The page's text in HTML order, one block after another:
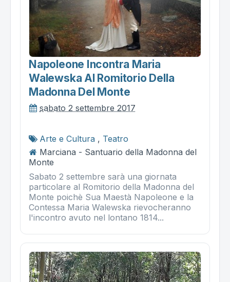
Napoleone Incontra Maria
Walewska Al Romitorio Della
Madonna Del Monte
sabato 2 settembre 2017
Arte e Cultura , Teatro
Marciana - Santuario della Madonna del
Monte
Sabato 2 settembre sarà una giornata
particolare al Romitorio della Madonna del
Monte poichè Sua Maestà Napoleone e la
Contessa Maria Walewska rievocheranno
l'incontro avuto nel lontano 1814...